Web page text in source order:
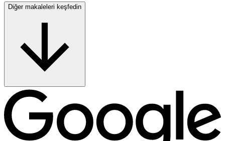
Diğer makaleleri keşfedin